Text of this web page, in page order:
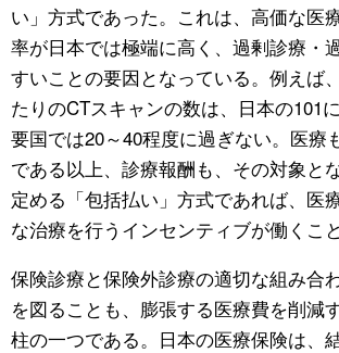
い」方式であった。これは、高価な医
率が日本では極端に高く、過剰診療・
すいことの要因となっている。例えば
たりのCTスキャンの数は、日本の101
要国では20～40程度に過ぎない。医療
である以上、診療報酬も、その対象と
定める「包括払い」方式であれば、医
な治療を行うインセンティブが働くこ
保険診療と保険外診療の適切な組み合
を図ることも、膨張する医療費を削減
柱の一つである。日本の医療保険は、